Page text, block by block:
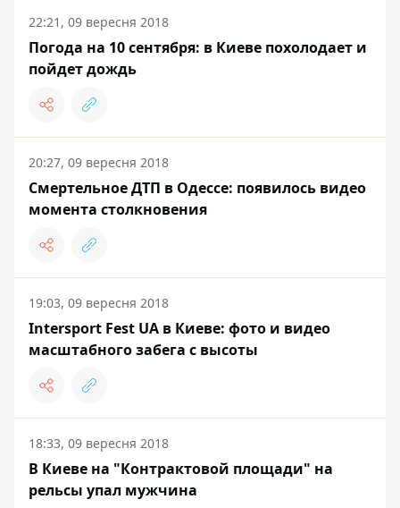
22:21, 09 вересня 2018
Погода на 10 сентября: в Киеве похолодает и
пойдет дождь
20:27, 09 вересня 2018
Смертельное ДТП в Одессе: появилось видео
момента столкновения
19:03, 09 вересня 2018
Intersport Fest UA в Киеве: фото и видео
масштабного забега с высоты
18:33, 09 вересня 2018
В Киеве на "Контрактовой площади" на
рельсы упал мужчина